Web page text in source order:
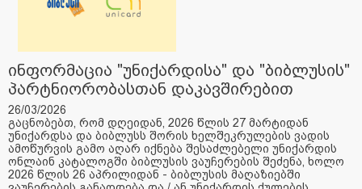
ინფორმაცია "უნიქარდისა" და "ბიბლუსის"
პარტნიორობასთან დაკავშირებით
26/03/2026
გაცნობებთ, რომ დღეიდან, 2026 წლის 27 მარტიდან
უნიქარდსა და ბიბლუსს შორის ხელშეკრულების ვადის
ამოწურვის გამო აღარ იქნება შესაძლებელი უნიქარდის
ონლაინ კატალოგში ბიბლუსის ვაუჩერების შეძენა, ხოლო
2026 წლის 26 აპრილიდან - ბიბლუსის მაღაზიებში